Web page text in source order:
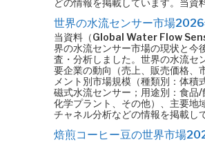
どの情報を掲載しています。当資
世界の水流センサー市場
当資料（Global Water Flow
界の水流センサー市場の現状と今
査・分析しました。世界の水流セ
要企業の動向（売上、販売価格、
メント別市場規模（種類別：体積
磁式水流センサー；用途別：食品/
化学プラント、その他）、主要地
チャネル分析などの情報を掲載し
焙煎コーヒー豆の世界市場